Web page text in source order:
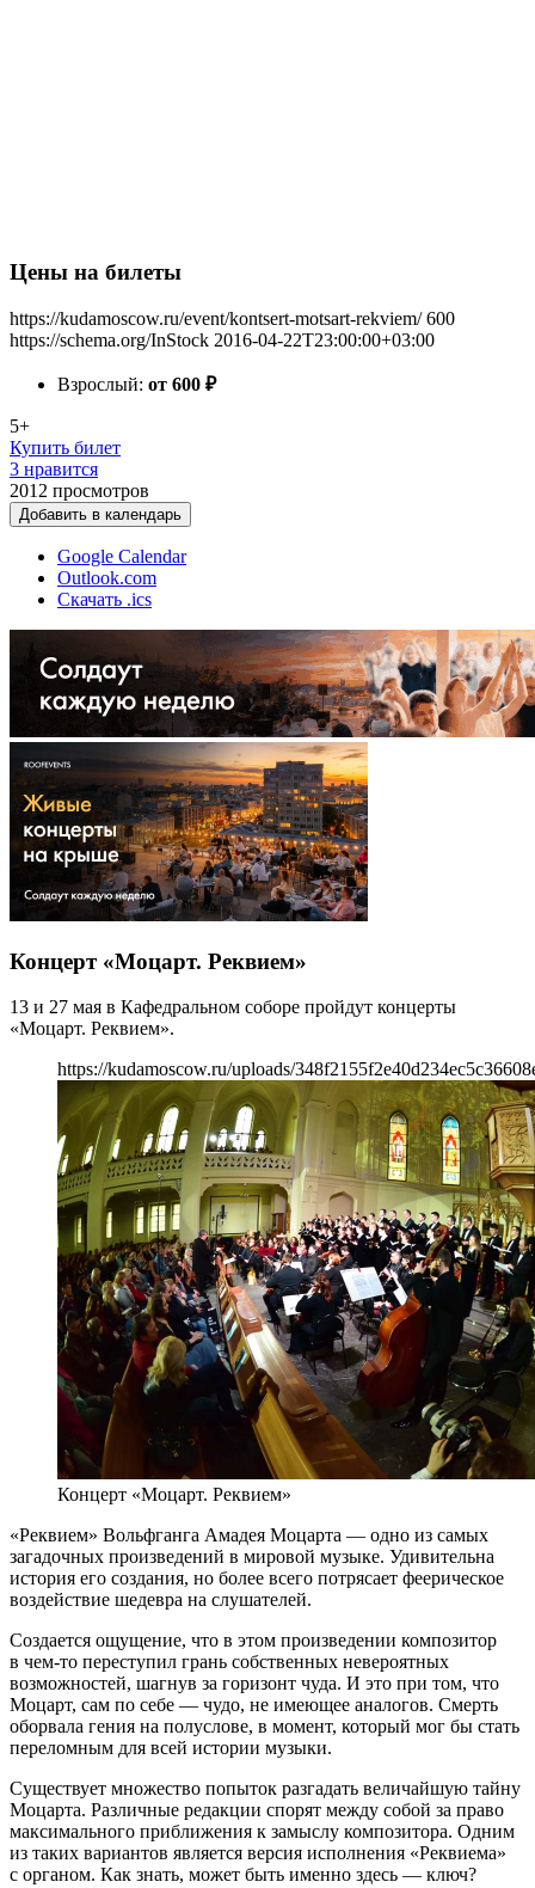
Цены на билеты
https://kudamoscow.ru/event/kontsert-motsart-rekviem/ 600
https://schema.org/InStock 2016-04-22T23:00:00+03:00
Взрослый: от 600 ₽
5+
Купить билет
3 нравится
2012 просмотров
Добавить в календарь
Google Calendar
Outlook.com
Скачать .ics
Концерт «Моцарт. Реквием»
13 и 27 мая в Кафедральном соборе пройдут концерты
«Моцарт. Реквием».
https://kudamoscow.ru/uploads/
Концерт «Моцарт. Реквием»
«Реквием» Вольфганга Амадея Моцарта — одно из самых
загадочных произведений в мировой музыке. Удивительна
история его создания, но более всего потрясает феерическое
воздействие шедевра на слушателей.
Создается ощущение, что в этом произведении композитор
в чем-то переступил грань собственных невероятных
возможностей, шагнув за горизонт чуда. И это при том, что
Моцарт, сам по себе — чудо, не имеющее аналогов. Смерть
оборвала гения на полуслове, в момент, который мог бы стать
переломным для всей истории музыки.
Существует множество попыток разгадать величайшую тайну
Моцарта. Различные редакции спорят между собой за право
максимального приближения к замыслу композитора. Одним
из таких вариантов является версия исполнения «Реквиема»
с органом. Как знать, может быть именно здесь — ключ?